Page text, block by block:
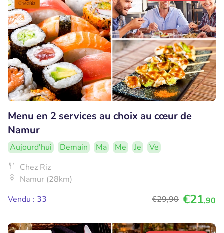
Menu en 2 services au choix au cœur de
Namur
Aujourd'hui Demain Ma Me Je
Ve
Chez Riz
Namur (28km)
Vendu : 33
€29,90 €21,90